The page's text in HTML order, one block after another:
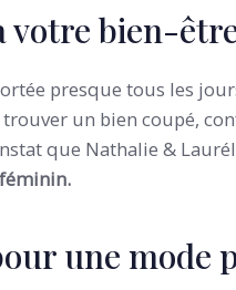
votre bien-
presque tous les
un bien coupé,
que Nathalie &
une mode